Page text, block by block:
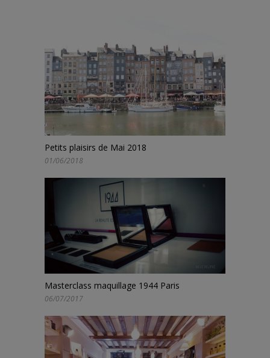
Petits plaisirs de Mai 2018
01/06/2018
Masterclass maquillage 1944 Paris
06/07/2017